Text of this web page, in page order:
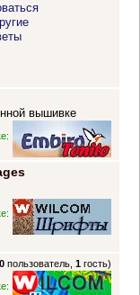
вышивке
0 пользователь,1 гость)